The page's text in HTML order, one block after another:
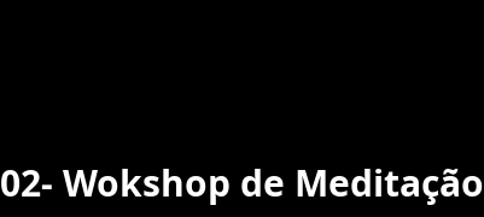
02- Wokshop de Meditação